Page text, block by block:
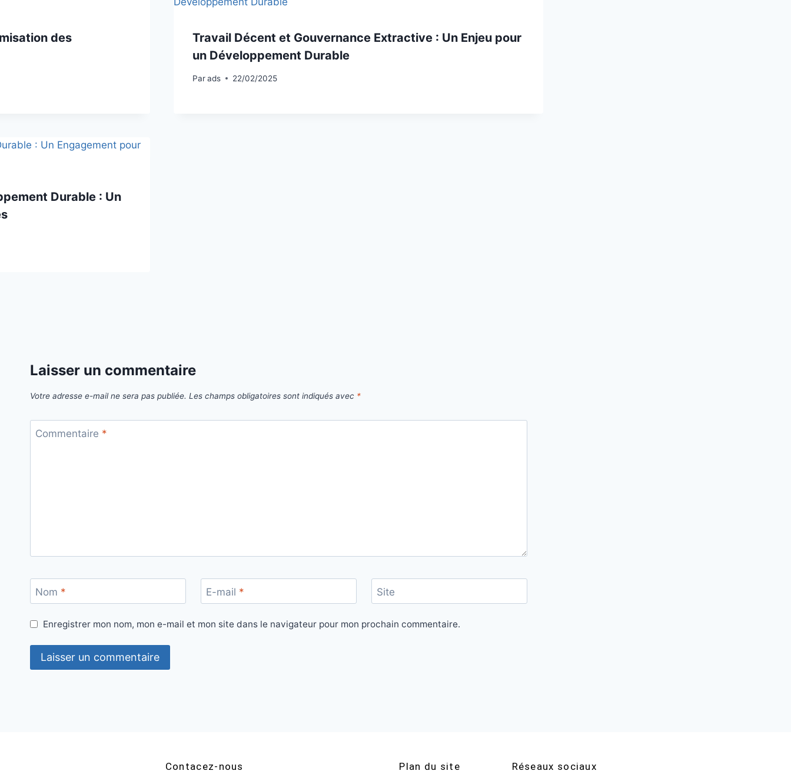
des
Travail Décent et Gouvernance Extractive : Un Enjeu pour
un Développement Durable
Par ads 22/02/2025
Durable : Un
Laisser un commentaire
Votre adresse e-mail ne sera pas publiée. Les champs obligatoires sont indiqués avec *
Commentaire *
Nom * E-mail * Site
Enregistrer mon nom, mon e-mail et mon site dans le navigateur pour mon prochain commentaire.
Contacez-nous Plan du site Réseaux sociaux